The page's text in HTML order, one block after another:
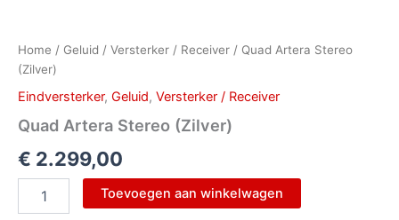
Home / Geluid / Versterker / Receiver / Quad Artera Stereo
(Zilver)
Eindversterker, Geluid, Versterker / Receiver
Quad Artera Stereo (Zilver)
€ 2.299,00
Toevoegen aan winkelwagen